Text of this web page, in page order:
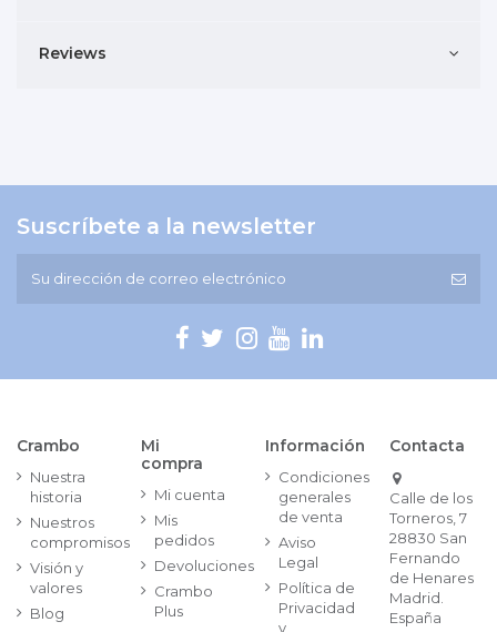
Reviews
Suscríbete a la newsletter
Crambo
Nuestra
historia
Nuestros
compromisos
Visión y
valores
Blog
Mi
compra
Mi cuenta
Mis
pedidos
Devoluciones
Crambo
Plus
Información
Condiciones
generales
de venta
Aviso
Legal
Política de
Privacidad
y
Contacta
Calle de los
Torneros, 7
28830 San
Fernando
de Henares
Madrid.
España